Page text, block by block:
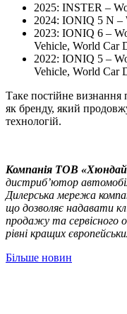
2025: INSTER –
2024: IONIQ 5 N –
2023: IONIQ 6 –
Vehicle, World Car
2022: IONIQ 5 –
Vehicle, World Car
Таке постійне визнання
як бренду, який
технологій.
Компанія ТOВ
дистриб’ютор
Дилерська мережа
що дозволяє надавати
продажу та сервісного
рівні кращих
Більше новин